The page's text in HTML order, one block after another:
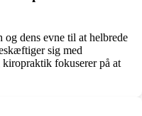
og dens evne til at helbrede
sig med
fokuserer på at